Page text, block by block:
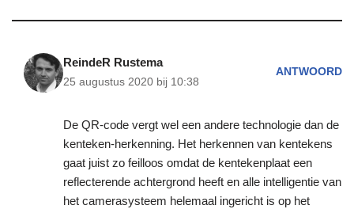
ReindeR Rustema
25 augustus 2020 bij 10:38
ANTWOORD
De QR-code vergt wel een andere technologie dan de
kenteken-herkenning. Het herkennen van kentekens
gaat juist zo feilloos omdat de kentekenplaat een
reflecterende achtergrond heeft en alle intelligentie van
het camerasysteem helemaal ingericht is op het